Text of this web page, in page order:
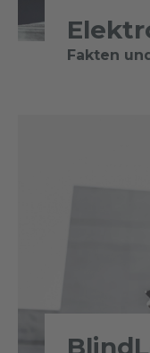
Fakten